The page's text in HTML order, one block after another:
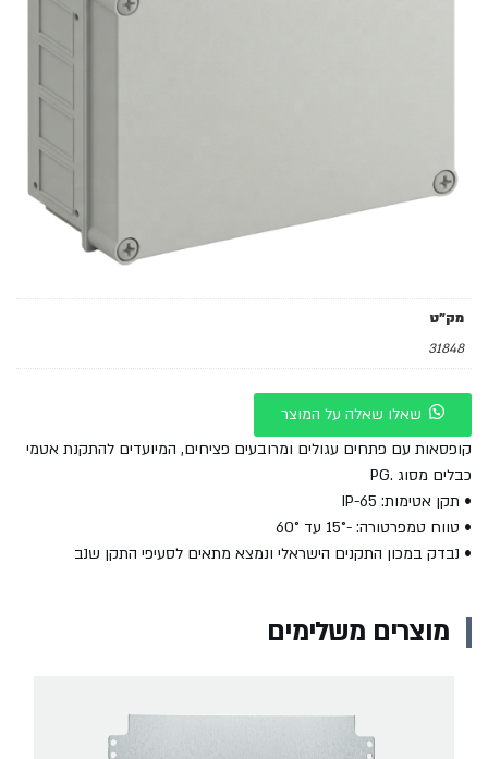
מק"ט
31848
שאלו שאלה על המוצר
קופסאות עם פתחים עגולים ומרובעים פציחים, המיועדים להתקנת אטמי
כבלים מסוג .PG
• תקן אטימות: IP-65
• טווח טמפרטורה: -15° עד 60°
• נבדק במכון התקנים הישראלי ונמצא מתאים לסעיפי התקן שנב
מוצרים משלימים